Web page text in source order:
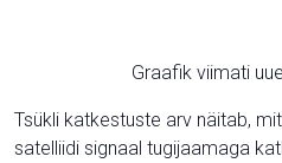
Graafik viimati
Tsükli katkestuste arv näitab,
satelliidi signaal tugijaamaga